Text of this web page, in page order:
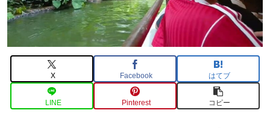
X Facebook はてブ
LINE Pinterest コピー